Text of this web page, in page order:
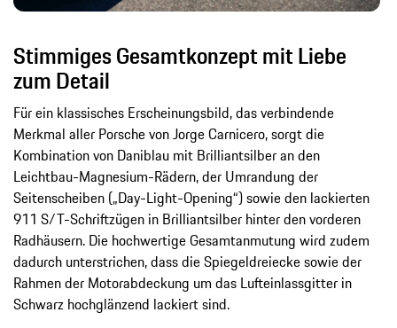
Stimmiges Gesamtkonzept mit Liebe
zum Detail
Für ein klassisches Erscheinungsbild, das verbindende
Merkmal aller Porsche von Jorge Carnicero, sorgt die
Kombination von Daniblau mit Brilliantsilber an den
Leichtbau-Magnesium-Rädern, der Umrandung der
Seitenscheiben („Day-Light-Opening“) sowie den lackierten
911 S/T-Schriftzügen in Brilliantsilber hinter den vorderen
Radhäusern. Die hochwertige Gesamtanmutung wird zudem
dadurch unterstrichen, dass die Spiegeldreiecke sowie der
Rahmen der Motorabdeckung um das Lufteinlassgitter in
Schwarz hochglänzend lackiert sind.